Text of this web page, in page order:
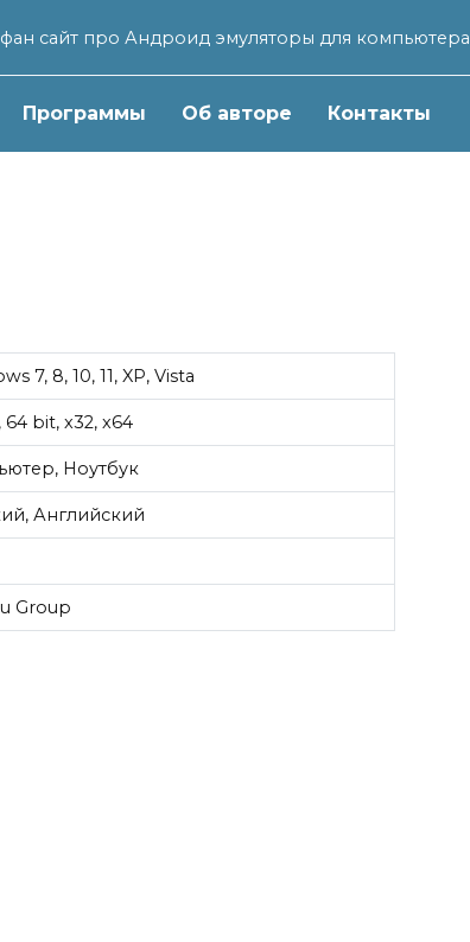
сайт про Андроид эмуляторы для компьютера
Программы Об авторе Контакты
7, 8, 10, 11, XP, Vista
64 bit, x32, x64
Ноутбук
Английский
Group